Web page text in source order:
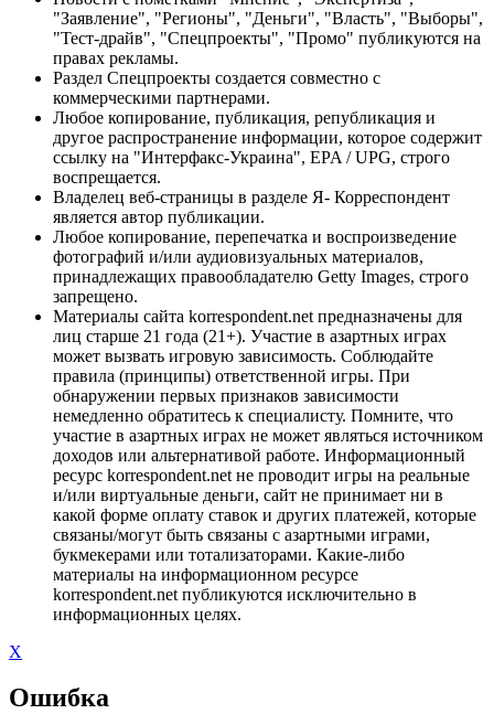
"Заявление", "Регионы", "Деньги", "Власть", "Выборы",
"Тест-драйв", "Спецпроекты", "Промо" публикуются на
правах рекламы.
Раздел Спецпроекты создается совместно с
коммерческими партнерами.
Любое копирование, публикация, републикация и
другое распространение информации, которое содержит
ссылку на "Интерфакс-Украина", EPA / UPG, строго
воспрещается.
Владелец веб-страницы в разделе Я- Корреспондент
является автор публикации.
Любое копирование, перепечатка и воспроизведение
фотографий и/или аудиовизуальных материалов,
принадлежащих правообладателю Getty Images, строго
запрещено.
Материалы сайта korrespondent.net предназначены для
лиц старше 21 года (21+). Участие в азартных играх
может вызвать игровую зависимость. Соблюдайте
правила (принципы) ответственной игры. При
обнаружении первых признаков зависимости
немедленно обратитесь к специалисту. Помните, что
участие в азартных играх не может являться источником
доходов или альтернативой работе. Информационный
ресурс korrespondent.net не проводит игры на реальные
и/или виртуальные деньги, сайт не принимает ни в
какой форме оплату ставок и других платежей, которые
связаны/могут быть связаны с азартными играми,
букмекерами или тотализаторами. Какие-либо
материалы на информационном ресурсе
korrespondent.net публикуются исключительно в
информационных целях.
X
Ошибка